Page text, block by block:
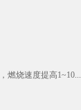
燃烧速度提高1~10...